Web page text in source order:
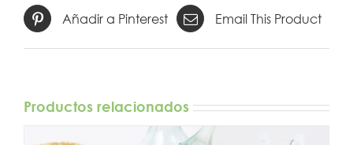
Añadir a Pinterest Email This Product
Productos relacionados